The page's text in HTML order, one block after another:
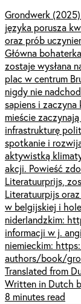
Grondwerk
języka porusza
oraz prób
Główna
zostaje wysłana
plac w centrum
nigdy nie
sapiens i zaczyna
mieście
infrastrukturę
spotkanie i
aktywistką
akcji. Powieść
Literatuurprijs,
Literatuurpijs
w belgijskiej i
niderlandzkim:
informacji w j.
niemieckim:
authors/book/
Translated from
Written in Dutch
8 minutes read